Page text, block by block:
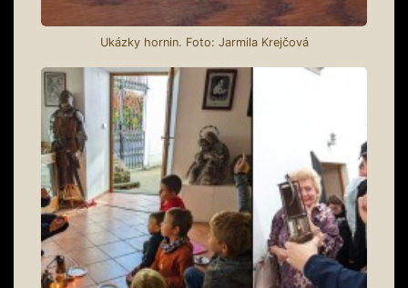
Ukázky hornin. Foto: Jarmila Krejčová